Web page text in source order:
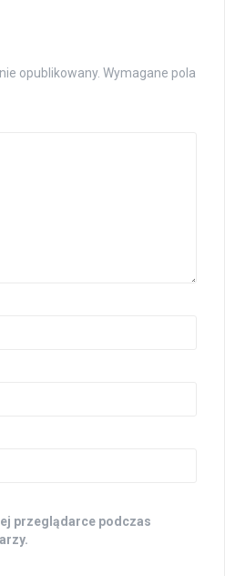
opublikowany. Wymagane pola
przeglądarce podczas